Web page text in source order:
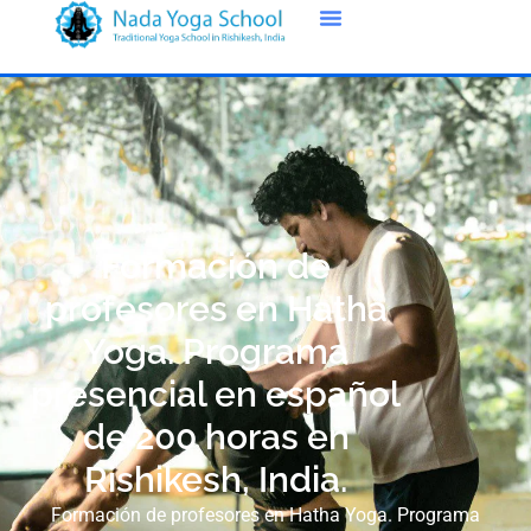
Formación de
profesores en Hatha
Yoga. Programa
presencial en español
de 200 horas en
Rishikesh, India.
Formación de profesores en Hatha Yoga. Programa